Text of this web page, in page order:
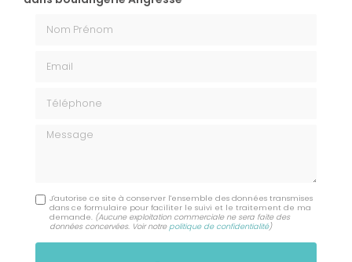
Message
J'autorise ce site à conserver l'ensemble des données transmises
dans ce formulaire pour faciliter le suivi et le traitement de ma
demande. (Aucune exploitation commerciale ne sera faite des
données concervées. Voir notre politique de confidentialité)